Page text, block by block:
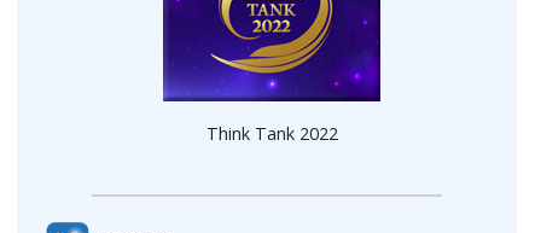
Think Tank 2022